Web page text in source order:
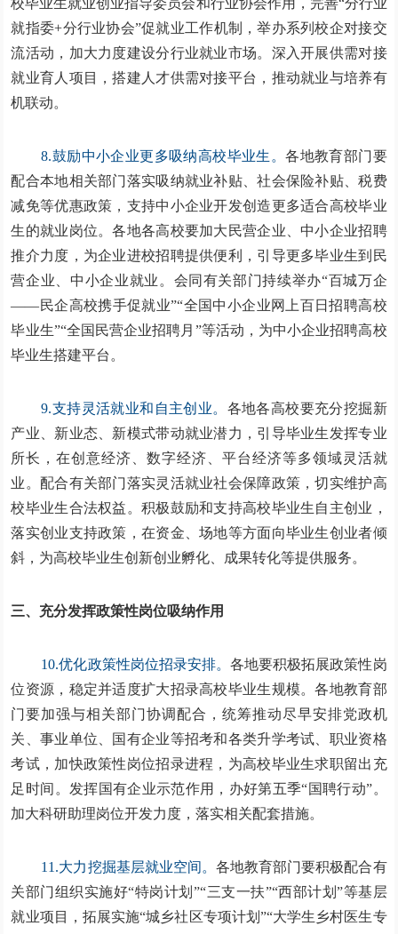
校毕业生就业创业指导委员会和行业协会作用，完善“分行业
就指委+分行业协会”促就业工作机制，举办系列校企对接交
流活动，加大力度建设分行业就业市场。深入开展供需对接
就业育人项目，搭建人才供需对接平台，推动就业与培养有
机联动。
8.鼓励中小企业更多吸纳高校毕业生。各地教育部门要
配合本地相关部门落实吸纳就业补贴、社会保险补贴、税费
减免等优惠政策，支持中小企业开发创造更多适合高校毕业
生的就业岗位。各地各高校要加大民营企业、中小企业招聘
推介力度，为企业进校招聘提供便利，引导更多毕业生到民
营企业、中小企业就业。会同有关部门持续举办“百城万企
——民企高校携手促就业”“全国中小企业网上百日招聘高校
毕业生”“全国民营企业招聘月”等活动，为中小企业招聘高校
毕业生搭建平台。
9.支持灵活就业和自主创业。 各地各高校要充分挖掘新
产业、新业态、新模式带动就业潜力，引导毕业生发挥专业
所长，在创意经济、数字经济、平台经济等多领域灵活就
业。配合有关部门落实灵活就业社会保障政策，切实维护高
校毕业生合法权益。积极鼓励和支持高校毕业生自主创业，
落实创业支持政策，在资金、场地等方面向毕业生创业者倾
斜，为高校毕业生创新创业孵化、成果转化等提供服务。
三、充分发挥政策性岗位吸纳作用
10.优化政策性岗位招录安排。各地要积极拓展政策性岗
位资源，稳定并适度扩大招录高校毕业生规模。各地教育部
门要加强与相关部门协调配合，统筹推动尽早安排党政机
关、事业单位、国有企业等招考和各类升学考试、职业资格
考试，加快政策性岗位招录进程，为高校毕业生求职留出充
足时间。发挥国有企业示范作用，办好第五季“国聘行动”。
加大科研助理岗位开发力度，落实相关配套措施。
11.大力挖掘基层就业空间。 各地教育部门要积极配合有
关部门组织实施好“特岗计划”“三支一扶”“西部计划”等基层
就业项目，拓展实施“城乡社区专项计划”“大学生乡村医生专